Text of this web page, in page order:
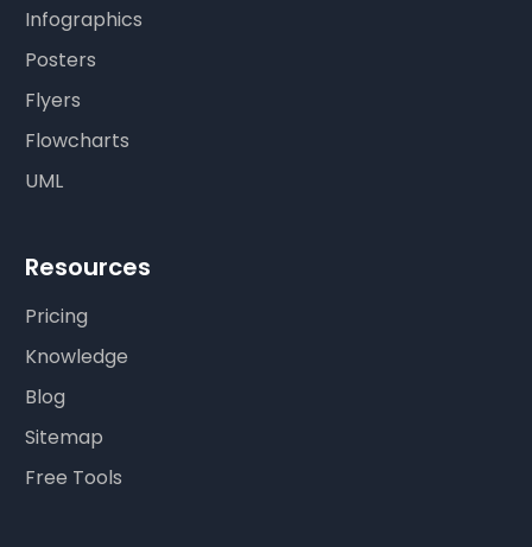
Infographics
Posters
Flyers
Flowcharts
UML
Resources
Pricing
Knowledge
Blog
Sitemap
Free Tools